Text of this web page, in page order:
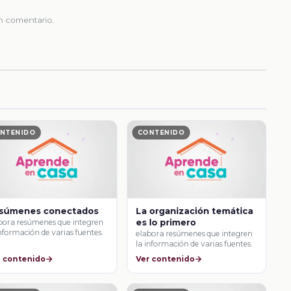
comentario.
conectados
resúmenes que integren
de varias fuentes.
contenido
CONTENIDO
La organización temática
es lo primero
elabora resúmenes que integren
la información de varias fuentes.
Ver contenido